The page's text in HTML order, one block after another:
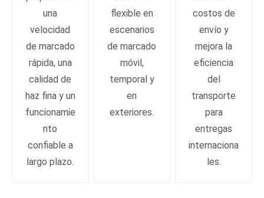
una
velocidad
de marcado
rápida, una
calidad de
haz fina y un
funcionamie
nto
confiable a
largo plazo.
flexible en
escenarios
de marcado
móvil,
temporal y
en
exteriores.
costos de
envío y
mejora la
eficiencia
del
transporte
para
entregas
internaciona
les.